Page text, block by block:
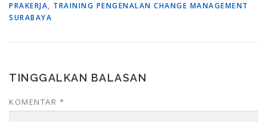
PRAKERJA, TRAINING PENGENALAN CHANGE MANAGEMENT
SURABAYA
TINGGALKAN BALASAN
KOMENTAR *